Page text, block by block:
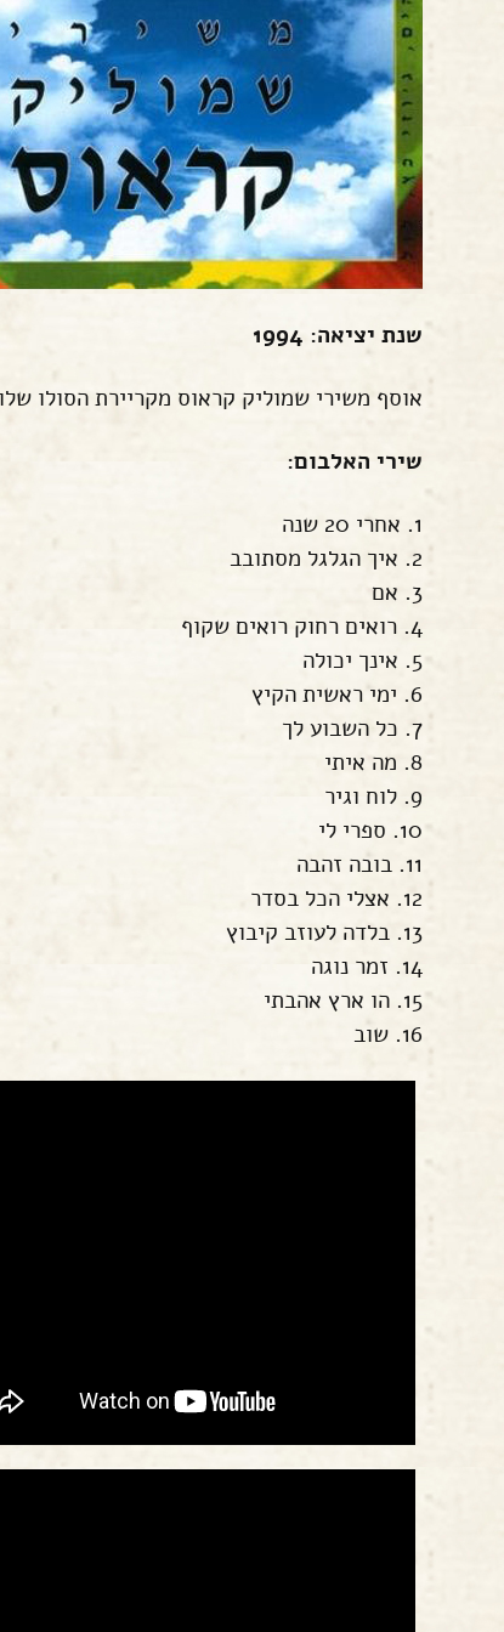
שנת יציאה: 1994
אוסף משירי שמוליק קראוס מקריירת הסולו
שירי האלבום:
1. אחרי 20 שנה
2. איך הגלגל מסתובב
3. אם
4. רואים רחוק רואים שקוף
5. אינך יכולה
6. ימי ראשית הקיץ
7. כל השבוע לך
8. מה איתי
9. לוח וגיר
10. ספרי לי
11. בובה זהבה
12. אצלי הכל בסדר
13. בלדה לעוזב קיבוץ
14. זמר נוגה
15. הו ארץ אהבתי
16. שוב